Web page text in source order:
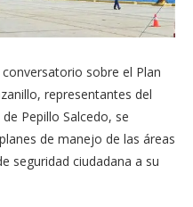
conversatorio sobre el Plan
representantes del
Pepillo Salcedo, se
de manejo de las áreas
seguridad ciudadana a su